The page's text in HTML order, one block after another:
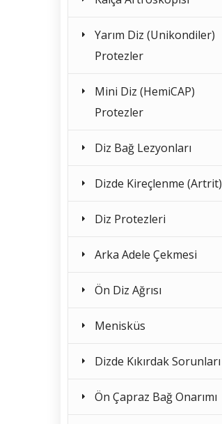
Yarım Diz (Unikondiler)
Protezler
Mini Diz (HemiCAP)
Protezler
Diz Bağ Lezyonları
Dizde Kireçlenme (Artrit)
Diz Protezleri
Arka Adele Çekmesi
Ön Diz Ağrısı
Menisküs
Dizde Kıkırdak Sorunları
Ön Çapraz Bağ Onarımı